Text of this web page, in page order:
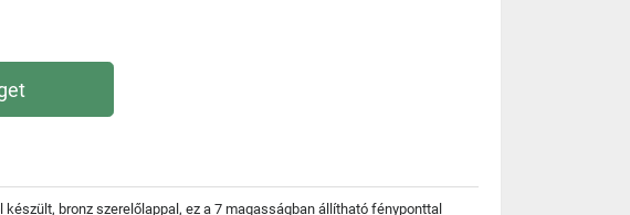
bronz szerelőlappal, ez a 7 magasságban állítható fényponttal